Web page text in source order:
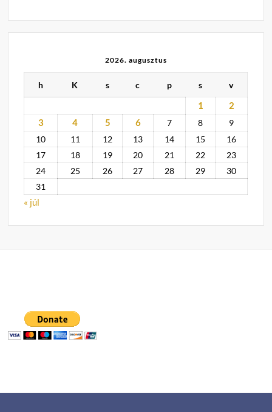
2026. augusztus
h K s c p s v
1
2
3
4 5 6 7 8
9
10
11 12 13 14 15
16
17
18 19 20 21 22
23
24
25 26 27 28 29
30
31
« júl